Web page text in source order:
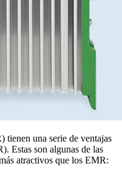
tienen una serie de ventajas
Estas son algunas de las
atractivos que los EMR: